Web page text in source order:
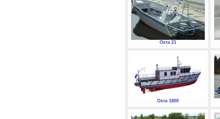
Охта 21
Охта 1800